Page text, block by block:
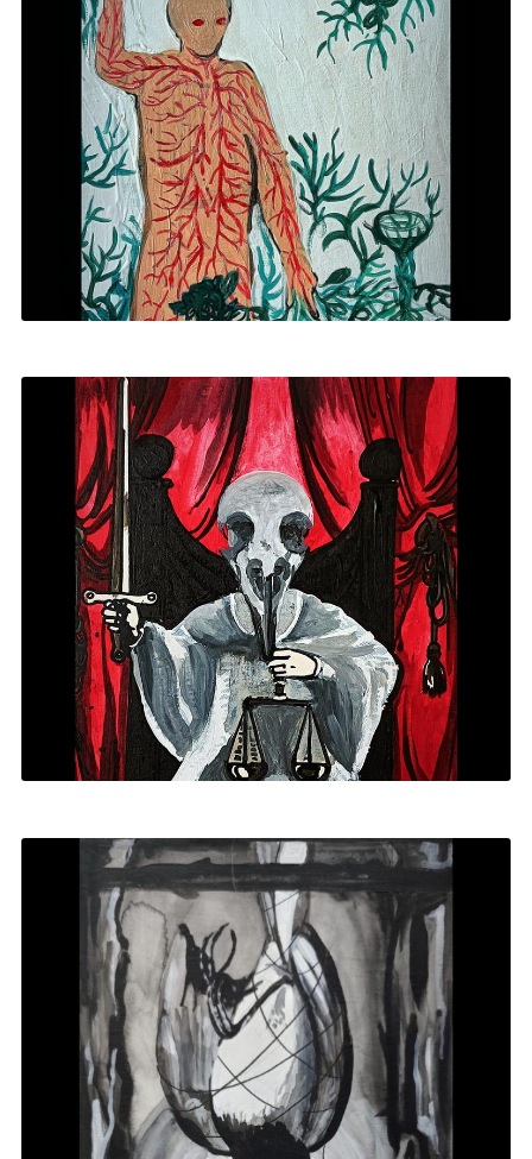
SOMBRA
|BORDADO LIBRE,PASTEL GRASO,REGRESIONES
PRAGMÁTICAS
EL MAGO
2024|PINTURA ACRÍLICA,TAROT
LA JUSTICIA
|PINTURA ACRÍLICA,TAROT